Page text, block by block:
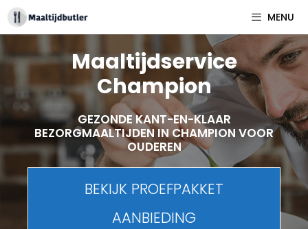
Spring
naar
inhoud
MENU
Maaltijdservice
Champion
GEZONDE KANT-EN-KLAAR
BEZORGMAALTIJDEN IN CHAMPION VOOR
OUDEREN
BEKIJK PROEFPAKKET
AANBIEDING